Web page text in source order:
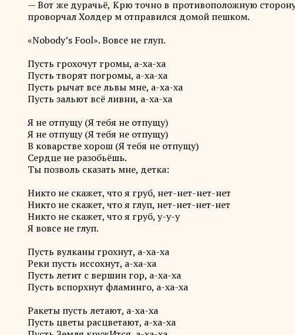
— Вот же дурачьё, Крю точно в противоположную
проворчал Холдер м отправился домой пешком.
«Nobody’s Fool». Вовсе не глуп.
Пусть грохочут громы, а-ха-ха
Пусть творят погромы, а-ха-ха
Пусть рычат все львы мне, а-ха-ха
Пусть зальют всё ливни, а-ха-ха
Я не отпущу (Я тебя не отпущу)
Я не отпущу (Я тебя не отпущу)
В коварстве хорош (Я тебя не отпущу)
Сердце не разобьёшь.
Ты позволь сказать мне, детка:
Никто не скажет, что я груб, нет-нет-нет-нет
Никто не скажет, что я глуп, нет-нет-нет-нет
Никто не скажет, что я груб, у-у-у
Я вовсе не глуп.
Пусть вулканы грохнут, а-ха-ха
Реки пусть иссохнут, а-ха-ха
Пусть летит с вершин гор, а-ха-ха
Пусть вспорхнут фламинго, а-ха-ха
Ракеты пусть летают, а-ха-ха
Пусть цветы расцветают, а-ха-ха